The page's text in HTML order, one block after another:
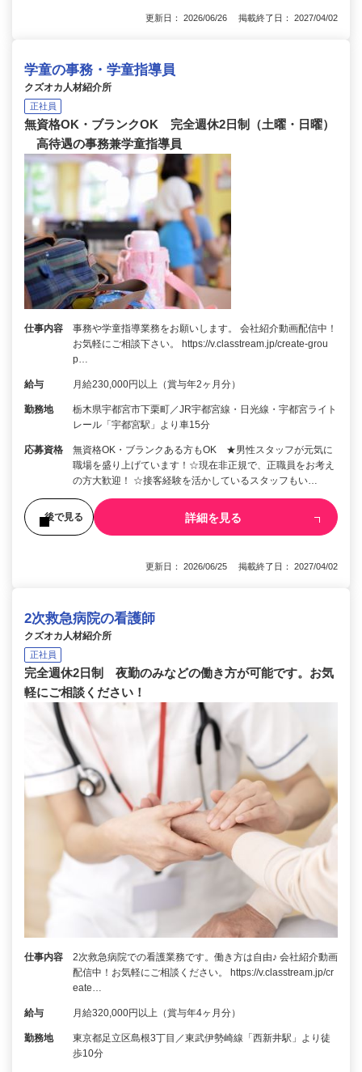
更新日： 2026/06/26 掲載終了日： 2027/04/02
学童の事務・学童指導員
クズオカ人材紹介所
正社員
無資格OK・ブランクOK 完全週休2日制（土曜・日曜）
高待遇の事務兼学童指導員
仕事内容
事務や学童指導業務をお願いします。 会社紹介動画配信中！
お気軽にご相談下さい。 https://v.classtream.jp/create-grou
p…
給与 月給230,000円以上（賞与年2ヶ月分）
勤務地
栃木県宇都宮市下栗町／JR宇都宮線・日光線・宇都宮ライト
レール「宇都宮駅」より車15分
応募資格
無資格OK・ブランクある方もOK ★男性スタッフが元気に
職場を盛り上げています！☆現在非正規で、正職員をお考え
の方大歓迎！ ☆接客経験を活かしているスタッフもい…
後で見る 詳細を見る
更新日： 2026/06/25 掲載終了日： 2027/04/02
2次救急病院の看護師
クズオカ人材紹介所
正社員
完全週休2日制 夜勤のみなどの働き方が可能です。お気
軽にご相談ください！
仕事内容
2次救急病院での看護業務です。働き方は自由♪ 会社紹介動画
配信中！お気軽にご相談ください。 https://v.classtream.jp/cr
eate…
給与 月給320,000円以上（賞与年4ヶ月分）
勤務地
東京都足立区島根3丁目／東武伊勢崎線「西新井駅」より徒
歩10分